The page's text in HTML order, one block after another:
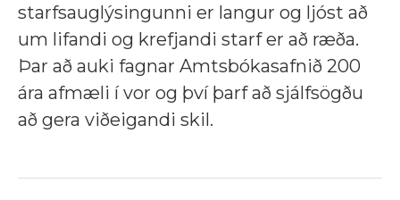
starfsauglýsingunni er langur og ljóst að
um lifandi og krefjandi starf er að ræða.
Þar að auki fagnar Amtsbókasafnið 200
ára afmæli í vor og því þarf að sjálfsögðu
að gera viðeigandi skil.